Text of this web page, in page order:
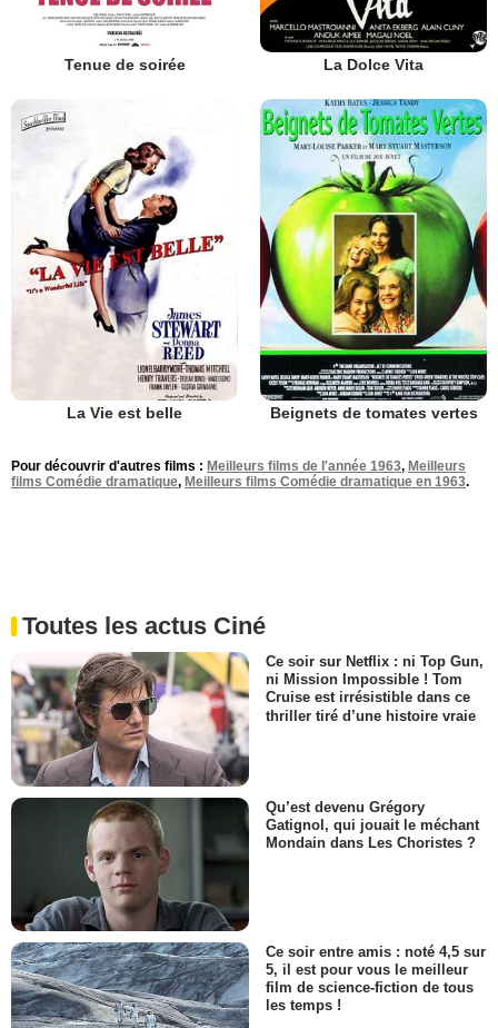
Tenue de soirée La Dolce Vita
La Vie est belle Beignets de tomates vertes
Pour découvrir d'autres films : Meilleurs films de l'année 1963, Meilleurs
films Comédie dramatique, Meilleurs films Comédie dramatique en 1963.
Toutes les actus Ciné
Ce soir sur Netflix : ni Top Gun,
ni Mission Impossible ! Tom
Cruise est irrésistible dans ce
thriller tiré d’une histoire vraie
Qu’est devenu Grégory
Gatignol, qui jouait le méchant
Mondain dans Les Choristes ?
Ce soir entre amis : noté 4,5 sur
5, il est pour vous le meilleur
film de science-fiction de tous
les temps !